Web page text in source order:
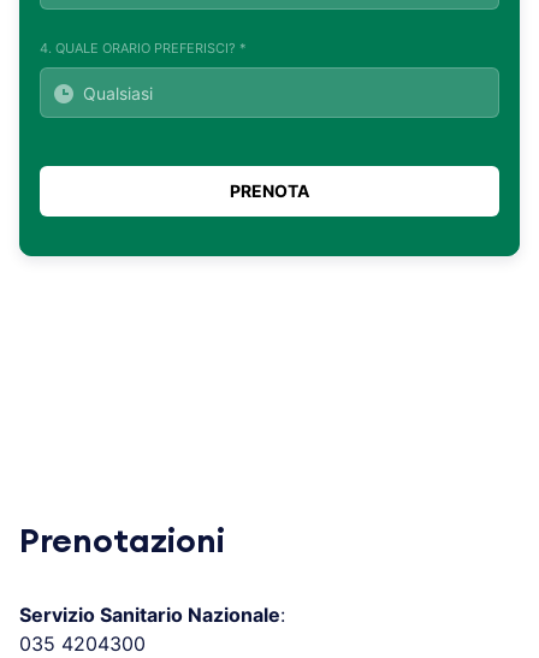
4. QUALE ORARIO PREFERISCI? *
Prenotazioni
Servizio Sanitario Nazionale:
035 4204300